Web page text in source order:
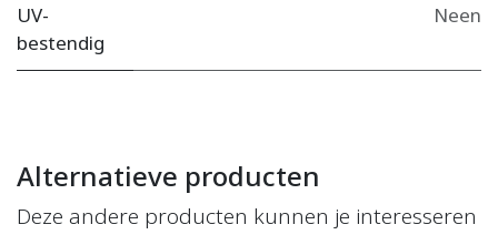
UV-
bestendig
Neen
Alternatieve producten
Deze andere producten kunnen je interesseren